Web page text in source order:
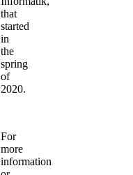
that
started
in
the
spring
of
2020.
For
more
information